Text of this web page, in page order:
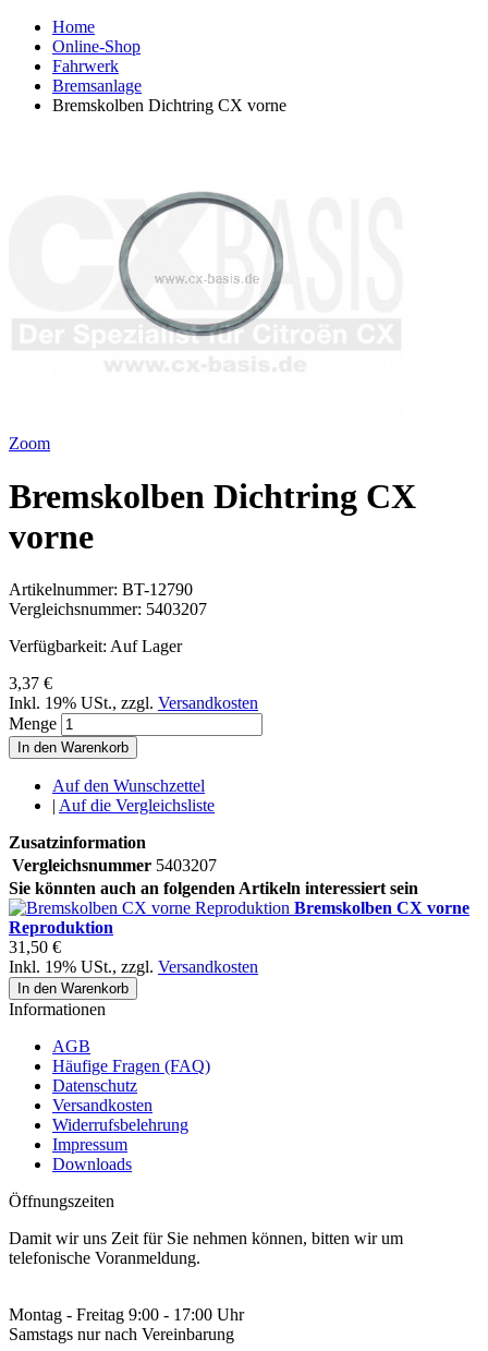
Home
Online-Shop
Fahrwerk
Bremsanlage
Bremskolben Dichtring CX vorne
Zoom
Bremskolben Dichtring CX
vorne
Artikelnummer: BT-12790
Vergleichsnummer: 5403207
Verfügbarkeit: Auf Lager
3,37 €
Inkl. 19% USt., zzgl. Versandkosten
Menge
In den Warenkorb
Auf den Wunschzettel
| Auf die Vergleichsliste
Zusatzinformation
Vergleichsnummer 5403207
Sie könnten auch an folgenden Artikeln interessiert sein
Bremskolben CX vorne
Reproduktion
31,50 €
Inkl. 19% USt., zzgl. Versandkosten
In den Warenkorb
Informationen
AGB
Häufige Fragen (FAQ)
Datenschutz
Versandkosten
Widerrufsbelehrung
Impressum
Downloads
Öffnungszeiten
Damit wir uns Zeit für Sie nehmen können, bitten wir um
telefonische Voranmeldung.
Montag - Freitag 9:00 - 17:00 Uhr
Samstags nur nach Vereinbarung